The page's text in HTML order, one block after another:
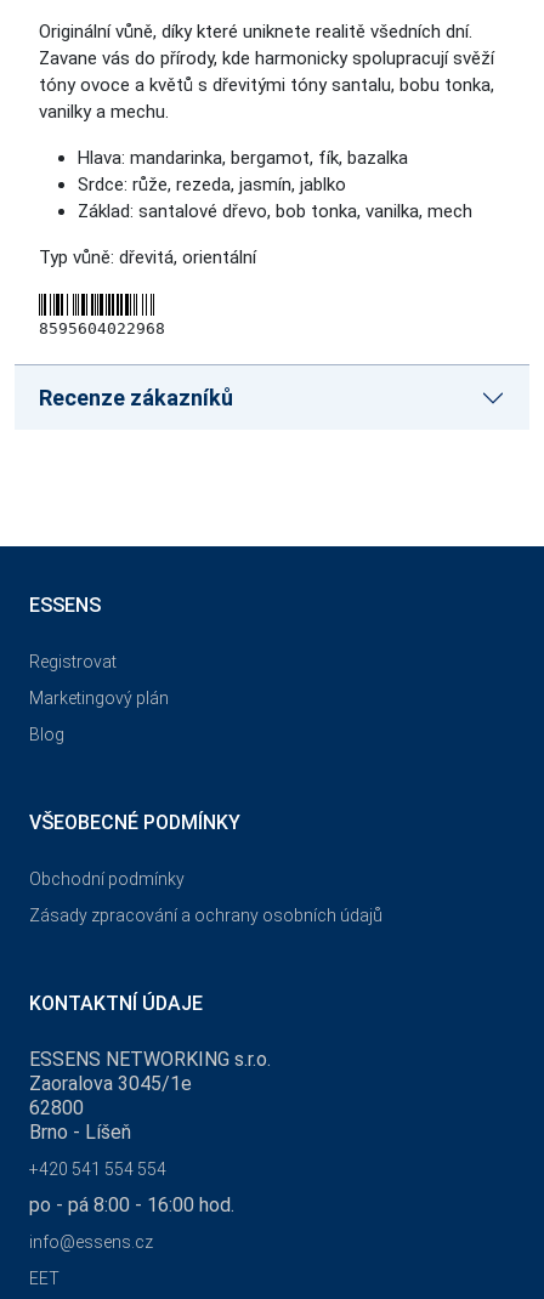
Originální vůně, díky které uniknete realitě všedních dní.
Zavane vás do přírody, kde harmonicky spolupracují svěží
tóny ovoce a květů s dřevitými tóny santalu, bobu tonka,
vanilky a mechu.
Hlava: mandarinka, bergamot, fík, bazalka
Srdce: růže, rezeda, jasmín, jablko
Základ: santalové dřevo, bob tonka, vanilka, mech
Typ vůně: dřevitá, orientální
8595604022968
Recenze zákazníků
ESSENS
Registrovat
Marketingový plán
Blog
VŠEOBECNÉ PODMÍNKY
Obchodní podmínky
Zásady zpracování a ochrany osobních údajů
KONTAKTNÍ ÚDAJE
ESSENS NETWORKING s.r.o.
Zaoralova 3045/1e
62800
Brno - Líšeň
+420 541 554 554
po - pá 8:00 - 16:00 hod.
info@essens.cz
EET